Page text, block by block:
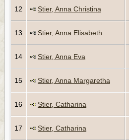
12 Stier, Anna Christina
13 Stier, Anna Elisabeth
14 Stier, Anna Eva
15 Stier, Anna Margaretha
16 Stier, Catharina
17 Stier, Catharina